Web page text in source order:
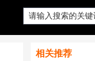
相关推荐